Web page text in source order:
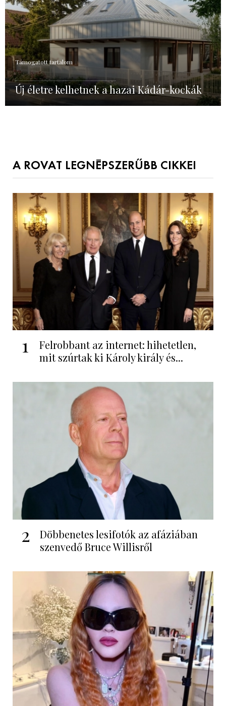
Támogatott tartalom
Új életre kelhetnek a hazai Kádár-kockák
A ROVAT LEGNÉPSZERŰBB CIKKEI
1
Felrobbant az internet: hihetetlen,
mit szúrtak ki Károly király és...
2
Döbbenetes lesifotók az afáziában
szenvedő Bruce Willisről